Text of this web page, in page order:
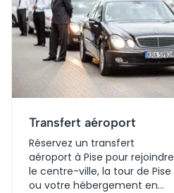
Transfert aéroport
Réservez un transfert
aéroport à Pise pour rejoindre
le centre-ville, la tour de Pise
ou votre hébergement en